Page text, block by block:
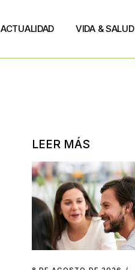
ACTUALIDAD VIDA & SALUD
LEER MÁS